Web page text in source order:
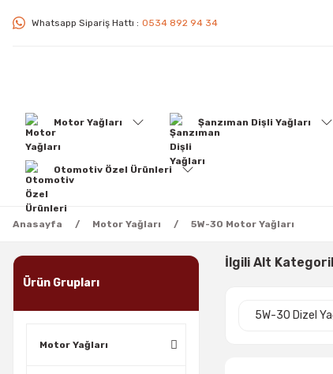
Whatsapp Sipariş Hattı : 0534 892 94 34
Motor Yağları Şanzıman Dişli Yağları
Otomotiv Özel Ürünleri
Anasayfa Motor Yağları 5W-30 Motor Yağları
Ürün Grupları
Motor Yağları
İlgili Alt
5W-30 Dizel